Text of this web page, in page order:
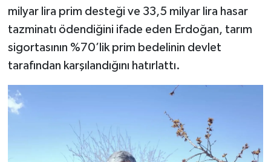
milyar lira prim desteği ve 33,5 milyar lira hasar
tazminatı ödendiğini ifade eden Erdoğan, tarım
sigortasının %70’lik prim bedelinin devlet
tarafından karşılandığını hatırlattı.